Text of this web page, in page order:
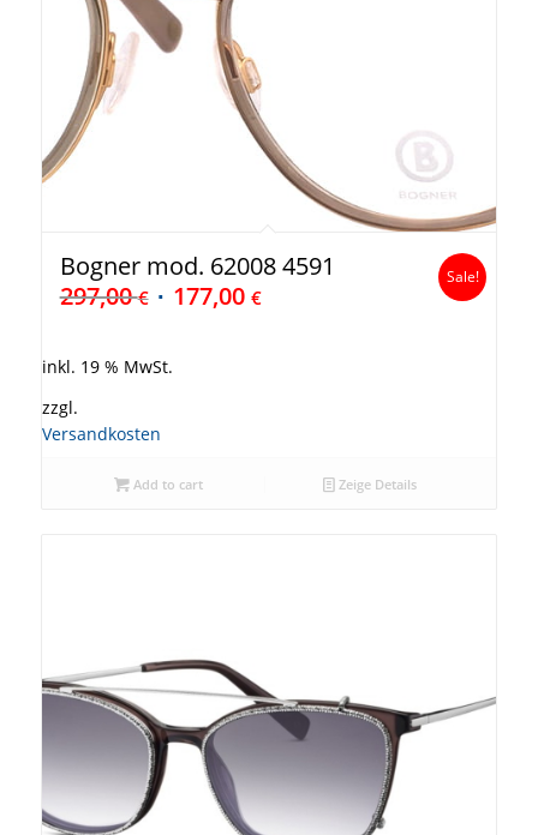
Bogner mod. 62008 4591
297,00€ 177,00 €
Sale!
inkl. 19 % MwSt.
zzgl.
Versandkosten
Add to cart Zeige Details